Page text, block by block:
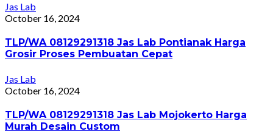
Jas Lab
October 16, 2024
TLP/WA 08129291318 Jas Lab Pontianak Harga
Grosir Proses Pembuatan Cepat
Jas Lab
October 16, 2024
TLP/WA 08129291318 Jas Lab Mojokerto Harga
Murah Desain Custom